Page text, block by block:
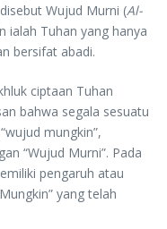
Wujud Murni (Al-
ialah Tuhan yang hanya
bersifat abadi.
ciptaan Tuhan
bahwa segala sesuatu
mungkin”,
“Wujud Murni”. Pada
pengaruh atau
yang telah